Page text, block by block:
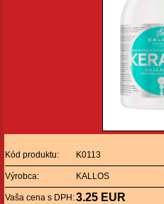
Kód produktu: K0113
Výrobca: KALLOS
Vaša cena s DPH:3.25 EUR